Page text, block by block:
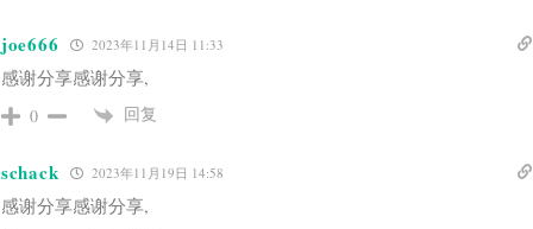
joe666 2023年11月14日 11:33
感谢分享感谢分享,
0 回复
schack 2023年11月19日 14:58
感谢分享感谢分享,